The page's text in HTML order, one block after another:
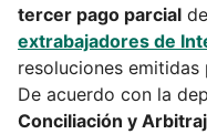
tercer pago parcial
extrabajadores de
resoluciones
De acuerdo con la
Conciliación y